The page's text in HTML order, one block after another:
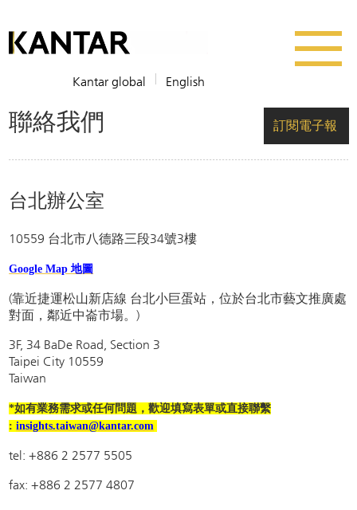
Kantar global English
聯絡我們 訂閱電子報
台北辦公室
10559 台北市八德路三段34號3樓
Google Map 地圖
(靠近捷運松山新店線 台北小巨蛋站，位於台北市藝文推廣處
對面，鄰近中崙市場。)
3F, 34 BaDe Road, Section 3
Taipei City 10559
Taiwan
*如有業務需求或任何問題，歡迎填寫表單或直接聯繫
:insights.taiwan@kantar.com
tel: +886 2 2577 5505
fax: +886 2 2577 4807